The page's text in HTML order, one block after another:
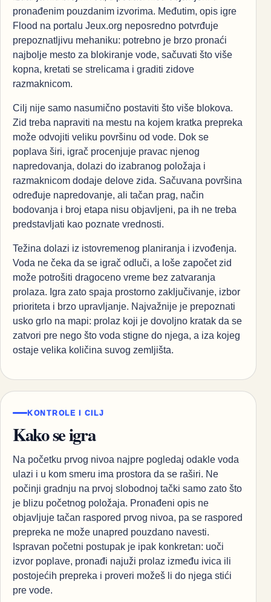
pronađenim pouzdanim izvorima. Međutim, opis igre
Flood na portalu Jeux.org neposredno potvrđuje
prepoznatljivu mehaniku: potrebno je brzo pronaći
najbolje mesto za blokiranje vode, sačuvati što više
kopna, kretati se strelicama i graditi zidove
razmaknicom.
Cilj nije samo nasumično postaviti što više blokova.
Zid treba napraviti na mestu na kojem kratka prepreka
može odvojiti veliku površinu od vode. Dok se
poplava širi, igrač procenjuje pravac njenog
napredovanja, dolazi do izabranog položaja i
razmaknicom dodaje delove zida. Sačuvana površina
određuje napredovanje, ali tačan prag, način
bodovanja i broj etapa nisu objavljeni, pa ih ne treba
predstavljati kao poznate vrednosti.
Težina dolazi iz istovremenog planiranja i izvođenja.
Voda ne čeka da se igrač odluči, a loše započet zid
može potrošiti dragoceno vreme bez zatvaranja
prolaza. Igra zato spaja prostorno zaključivanje, izbor
prioriteta i brzo upravljanje. Najvažnije je prepoznati
usko grlo na mapi: prolaz koji je dovoljno kratak da se
zatvori pre nego što voda stigne do njega, a iza kojeg
ostaje velika količina suvog zemljišta.
KONTROLE I CILJ
Kako se igra
Na početku prvog nivoa najpre pogledaj odakle voda
ulazi i u kom smeru ima prostora da se raširi. Ne
počinji gradnju na prvoj slobodnoj tački samo zato što
je blizu početnog položaja. Pronađeni opis ne
objavljuje tačan raspored prvog nivoa, pa se raspored
prepreka ne može unapred pouzdano navesti.
Ispravan početni postupak je ipak konkretan: uoči
izvor poplave, pronađi najuži prolaz između ivica ili
postojećih prepreka i proveri možeš li do njega stići
pre vode.